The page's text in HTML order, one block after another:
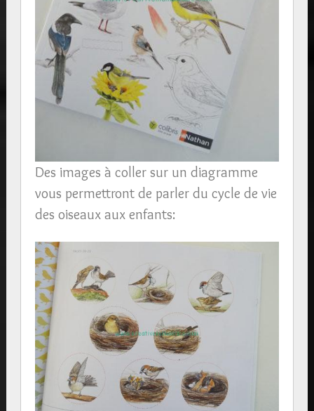
Des images à coller sur un diagramme
vous permettront de parler du cycle de vie
des oiseaux aux enfants: